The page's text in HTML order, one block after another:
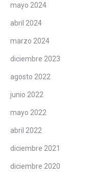
mayo 2024
abril 2024
marzo 2024
diciembre 2023
agosto 2022
junio 2022
mayo 2022
abril 2022
diciembre 2021
diciembre 2020